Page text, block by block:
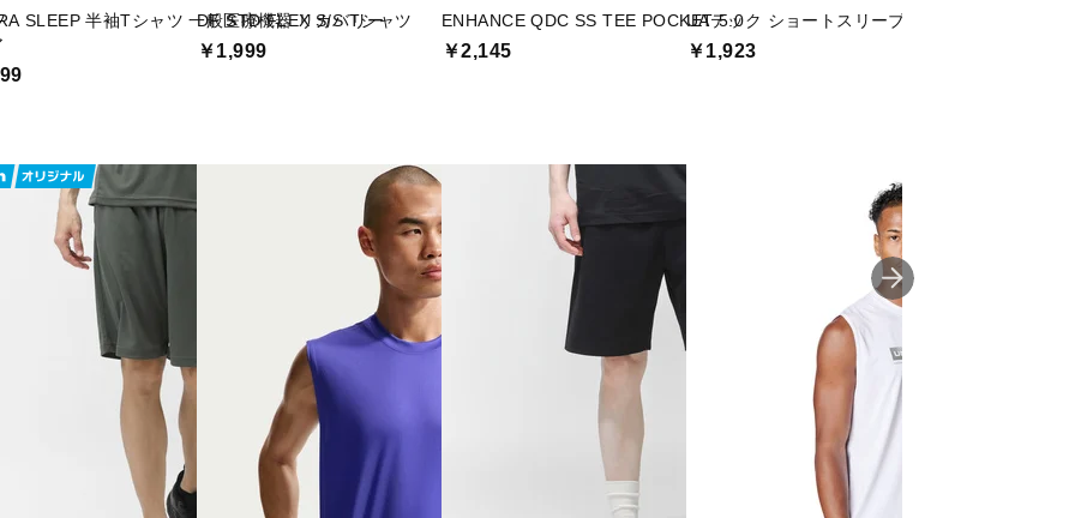
SLEEP 半袖Tシャツ 一般医療機器 リカバリー
DF STD FLEX S/S Tシャツ
￥1,999
ENHANCE QDC SS TEE POCKET 5.0
￥2,145
UAテック ショートスリーブ Tシャツ2.0
￥1,923